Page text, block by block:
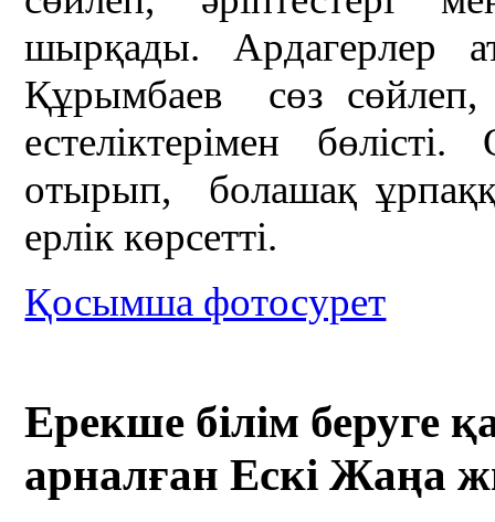
шырқады. Ардагерлер
Құрымбаев сөз
естеліктерімен
отырып, болашақ
ерлік көрсетті.
Қосымша фотосурет
Ерекше білім беруге
арналған Ескі Жаңа